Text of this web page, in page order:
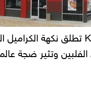
للتحقيق في أسباب
بعض ألبان الأطفال